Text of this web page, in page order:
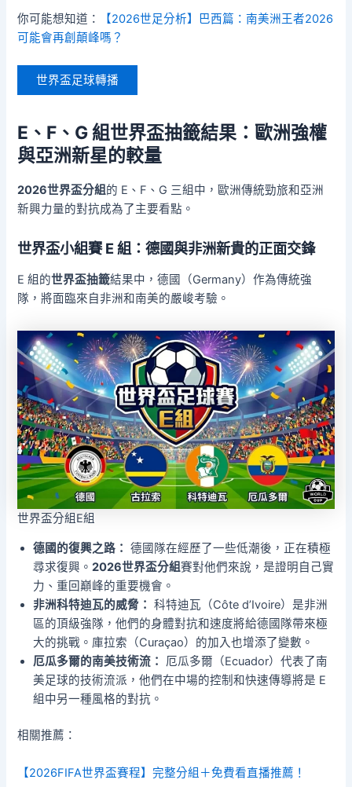
你可能想知道：
【2026世足分析】巴西篇：南美洲王者2026
可能會再創顛峰嗎？
世界盃足球轉播
E、F、G 組世界盃抽籤結果：歐洲強權
與亞洲新星的較量
2026世界盃分組的 E、F、G 三組中，歐洲傳統勁旅和亞洲
新興力量的對抗成為了主要看點。
世界盃小組賽 E 組：德國與非洲新貴的正面交鋒
E 組的世界盃抽籤結果中，德國（Germany）作為傳統強
隊，將面臨來自非洲和南美的嚴峻考驗。
世界盃分組E組
德國的復興之路： 德國隊在經歷了一些低潮後，正在積極
尋求復興。2026世界盃分組賽對他們來說，是證明自己實
力、重回巔峰的重要機會。
非洲科特迪瓦的威脅： 科特迪瓦（Côte d’Ivoire）是非洲
區的頂級強隊，他們的身體對抗和速度將給德國隊帶來極
大的挑戰。庫拉索（Curaçao）的加入也增添了變數。
厄瓜多爾的南美技術流：
厄瓜多爾（Ecuador）代表了南
美足球的技術流派，他們在中場的控制和快速傳導將是 E
組中另一種風格的對抗。
相關推薦：
【2026FIFA世界盃賽程】完整分組＋免費看直播推薦！